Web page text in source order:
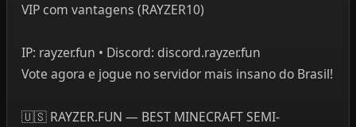
VIP com vantagens (RAYZER10)
IP: rayzer.fun • Discord: discord.rayzer.fun
Vote agora e jogue no servidor mais insano do Brasil!
🇺🇸 RAYZER.FUN — BEST MINECRAFT SEMI-